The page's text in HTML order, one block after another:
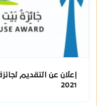
إعلان عن التقديم
2021